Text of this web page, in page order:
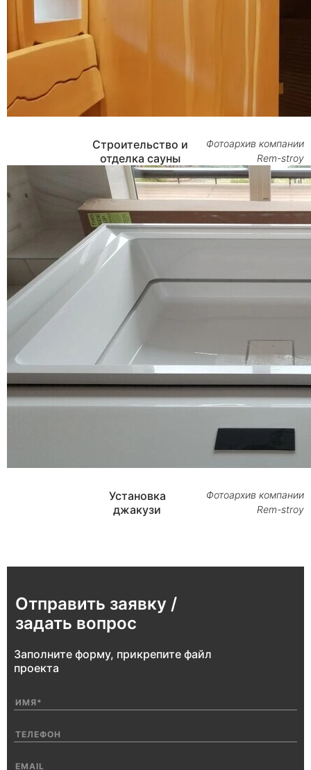
Строительство и
отделка сауны
Фотоархив компании
Rem-stroy
Установка
джакузи
Фотоархив компании
Rem-stroy
Отправить заявку /
задать вопрос
Заполните форму, прикрепите файл
проекта